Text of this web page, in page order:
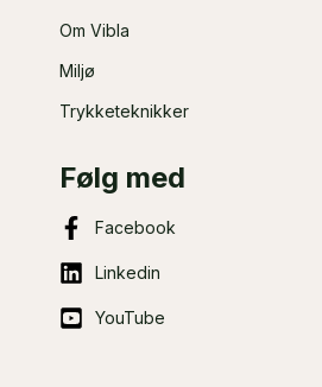
Om Vibla
Miljø
Trykketeknikker
Følg med
Facebook
Linkedin
YouTube